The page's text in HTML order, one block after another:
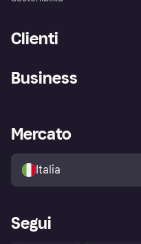
Clienti
Esplora i negozi
Politica di protezione
dell'acquirente Klarna
Business
Accesso aziende
Mercato
Italia
Segui